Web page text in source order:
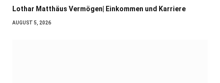
Lothar Matthäus Vermögen| Einkommen und Karriere
AUGUST 5, 2026